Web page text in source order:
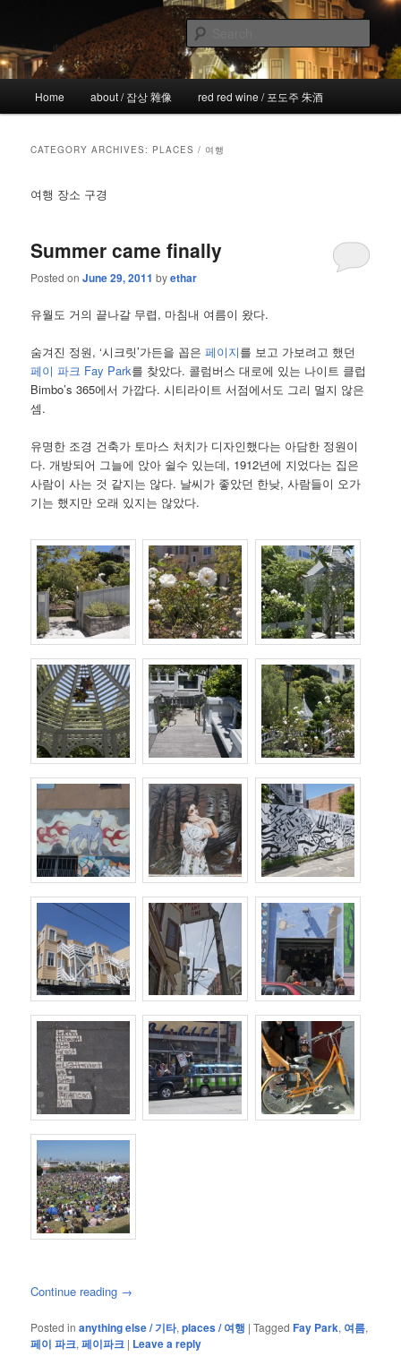
primary
content
secondary
content!wicked
the more I see the less I know
Home about / 잡상 雜像 red red wine / 포도주 朱酒
CATEGORY ARCHIVES: PLACES / 여행
여행 장소 구경
Summer came finally
Posted onJune 29, 2011 byethar
유월도 거의 끝나갈 무렵, 마침내 여름이 왔다.
숨겨진 정원, ‘시크릿’가든을 꼽은페이지를 보고 가보려고 했던
페이 파크 Fay Park를 찾았다. 콜럼버스 대로에 있는 나이트 클럽
Bimbo’s 365에서 가깝다. 시티라이트 서점에서도 그리 멀지 않은
셈.
유명한 조경 건축가 토마스 처치가 디자인했다는 아담한 정원이
다. 개방되어 그늘에 앉아 쉴수 있는데, 1912년에 지었다는 집은
사람이 사는 것 같지는 않다. 날씨가 좋았던 한낮, 사람들이 오가
기는 했지만 오래 있지는 않았다.
Continue reading →
Posted in anything else / 기타,places / 여행 |Tagged Fay Park, 여름,
페이 파크,페이파크 | Leave a reply